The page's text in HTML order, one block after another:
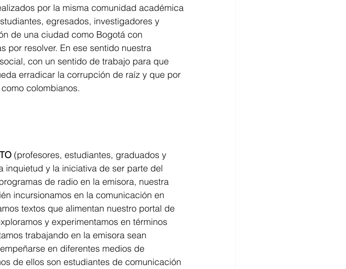
por la misma comunidad académica
egresados, investigadores y
de una ciudad como Bogotá con
por resolver. En ese sentido nuestra
con un sentido de trabajo para que
erradicar la corrupción de raíz y que por
colombianos.
(profesores, estudiantes, graduados y
inquietud y la iniciativa de ser parte del
de radio en la emisora, nuestra
incursionamos en la comunicación en
textos que alimentan nuestro portal de
y experimentamos en términos
trabajando en la emisora sean
en diferentes medios de
de ellos son estudiantes de comunicación